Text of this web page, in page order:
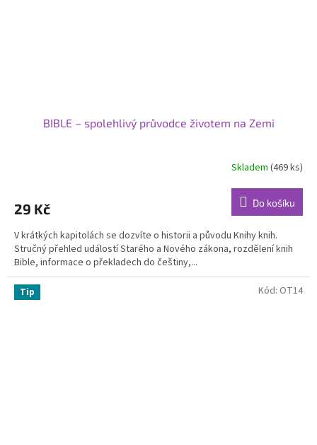
BIBLE – spolehlivý průvodce životem na Zemi
Skladem (469 ks)
29 Kč Do košíku
V krátkých kapitolách se dozvíte o historii a původu Knihy knih.
Stručný přehled událostí Starého a Nového zákona, rozdělení knih
Bible, informace o překladech do češtiny,...
Tip Kód: OT14